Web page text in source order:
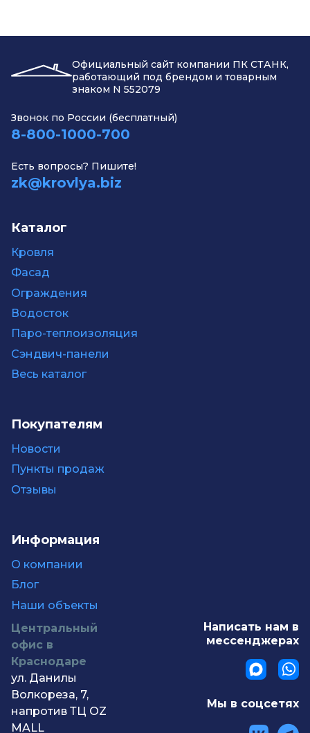
Официальный сайт компании ПК СТАНК,
работающий под брендом и товарным
знаком N 552079
Звонок по России (бесплатный)
8-800-1000-700
Есть вопросы? Пишите!
zk@krovlya.biz
Каталог
Кровля
Фасад
Ограждения
Водосток
Паро-теплоизоляция
Сэндвич-панели
Весь каталог
Покупателям
Новости
Пункты продаж
Отзывы
Информация
О компании
Блог
Наши объекты
Центральный
офис в
Краснодаре
ул. Данилы
Волкореза, 7,
напротив ТЦ OZ
MALL
Написать нам в
мессенджерах
Мы в соцсетях